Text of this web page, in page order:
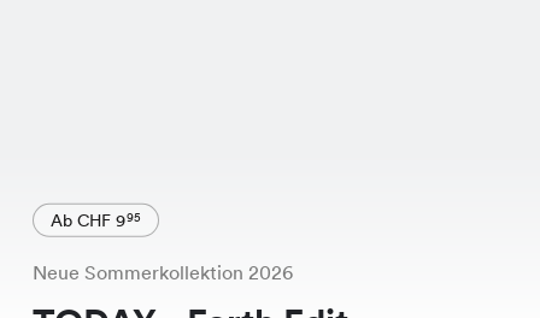
Ab CHF 995
Neue Sommerkollektion 2026